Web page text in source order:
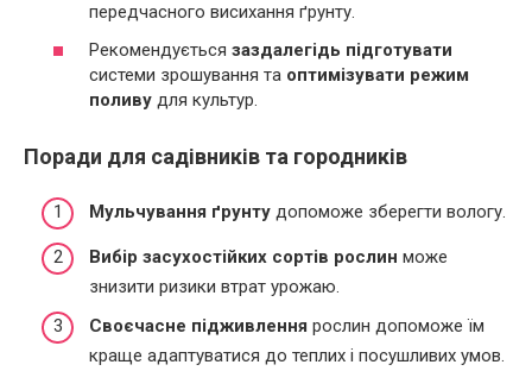
передчасного висихання ґрунту.
Рекомендується заздалегідь підготувати
системи зрошування та оптимізувати режим
поливу для культур.
Поради для садівників та городників
Мульчування ґрунту допоможе зберегти вологу.
Вибір засухостійких сортів рослин може
знизити ризики втрат урожаю.
Своєчасне підживлення рослин допоможе їм
краще адаптуватися до теплих і посушливих умов.